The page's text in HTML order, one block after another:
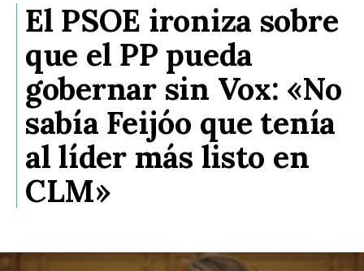
El PSOE ironiza sobre
que el PP pueda
gobernar sin Vox: «No
sabía Feijóo que tenía
al líder más listo en
CLM»